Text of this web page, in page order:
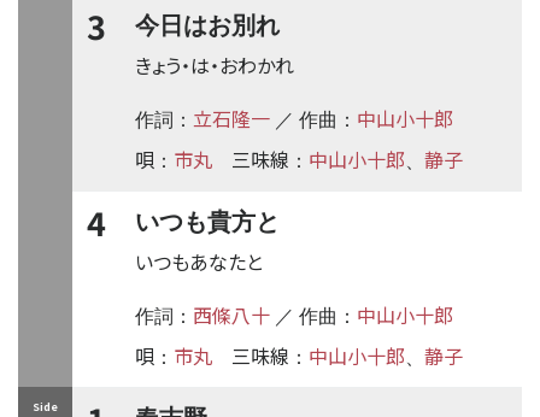
3 今日はお別れ
きょう・は・おわかれ
作詞： 立石隆一 ／ 作曲： 中山小十郎
唄 ： 市丸 三味線 ： 中山小十郎 静子
4 いつも貴方と
いつもあなたと
作詞： 西條八十 ／ 作曲： 中山小十郎
唄 ： 市丸 三味線 ： 中山小十郎 静子
Side